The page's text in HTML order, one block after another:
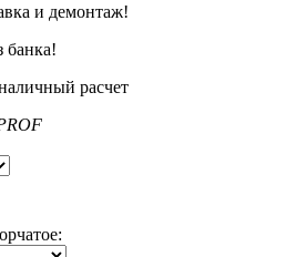
и демонтаж!
банка!
расчет